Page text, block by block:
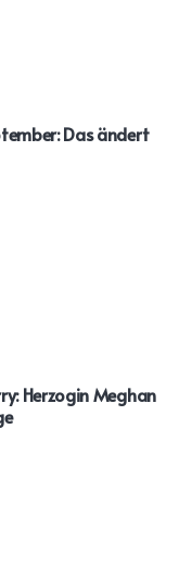
Das ändert
Herzogin Meghan